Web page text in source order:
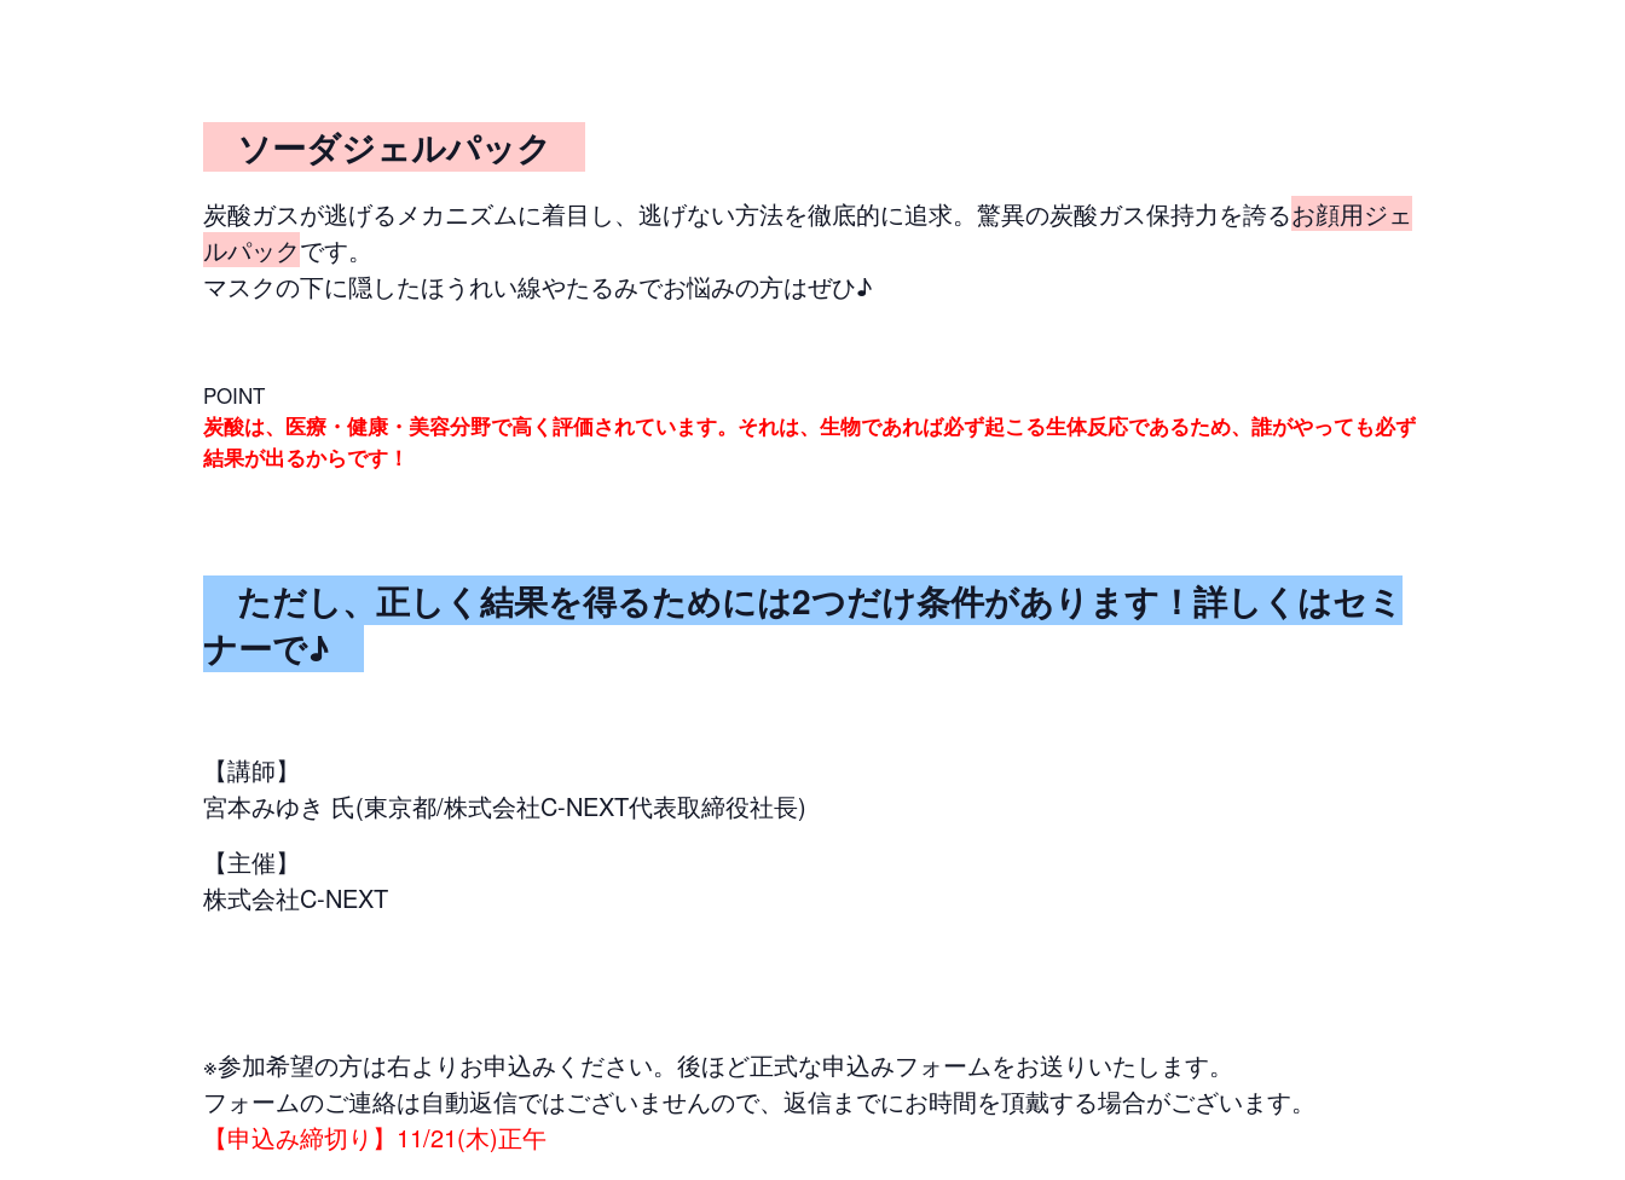
ソーダジェルパック
炭酸ガスが逃げるメカニズムに着目し、逃げない方法を徹底的に追求。驚異の炭酸ガス保持力を誇るお顔用ジェ
ルパックです。
マスクの下に隠したほうれい線やたるみでお悩みの方はぜひ♪
POINT
炭酸は、医療・健康・美容分野で高く評価されています。 それは、生物であれば必ず起こる生体反応であるため、誰がやっても必ず
結果が出るからです！
ただし、正しく結果を得るためには2つだけ条件があります！詳しくはセミ
ナーで♪
【講師】
宮本みゆき 氏(東京都/株式会社C-NEXT代表取締役社長)
【主催】
株式会社C-NEXT
※参加希望の方は右よりお申込みください。後ほど正式な申込みフォームをお送りいたします。
フォームのご連絡は自動返信ではございませんので、返信までにお時間を頂戴する場合がございます。
【申込み締切り】11/21(木)正午